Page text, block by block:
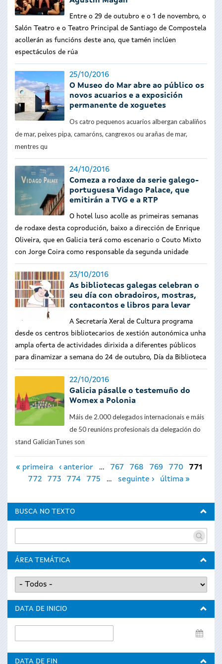
Entre o 29 de outubro e o 1 de novembro, o
Salón Teatro e o Teatro Principal de Santiago de Compostela
acollerán as funcións deste ano, que tamén inclúen
espectáculos de rúa
25/10/2016
O Museo do Mar abre ao público os
novos acuarios e a exposición
permanente de xoguetes
Os catro pequenos acuarios albergan cabaliños
de mar, peixes pipa, camaróns, cangrexos ou arañas de mar,
mentres qu
24/10/2016
Comeza a rodaxe da serie galego-
portuguesa Vidago Palace, que
emitirán a TVG e a RTP
O hotel luso acolle as primeiras semanas
de rodaxe desta coprodución, baixo a dirección de Enrique
Oliveira, que en Galicia terá como escenario o Couto Mixto
con Jorge Coira como responsable da segunda unidade
23/10/2016
As bibliotecas galegas celebran o
seu día con obradoiros, mostras,
contacontos e libros para levar
A Secretaría Xeral de Cultura programa
desde os centros bibliotecarios de xestión autonómica unha
ampla oferta de actividades dirixida a diferentes públicos
para dinamizar a semana do 24 de outubro, Día da Biblioteca
22/10/2016
Galicia pásalle o testemuño do
Womex a Polonia
Máis de 2.000 delegados internacionais e máis
de 50 reunións profesionais da delegación do
stand GalicianTunes son
Páxinas
« primeira ‹ anterior … 767 768 769 770
771
772
773 774 775 … seguinte › última »
BUSCA NO TEXTO
ÁREA TEMÁTICA
DATA DE INICIO
de
DATA DE FIN